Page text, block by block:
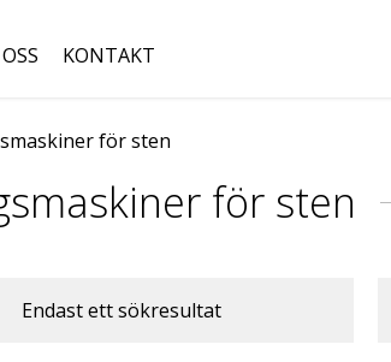
KONTAKT
för sten
för sten
Endast ett sökresultat